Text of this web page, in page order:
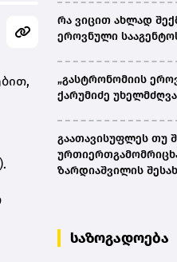
რა ვიცით ახლად
ეროვნული
„გასტრონომიის
ქარუმიძე
გაათავისუფლეს თუ
ზარდიაშვილის
საზოგადოება